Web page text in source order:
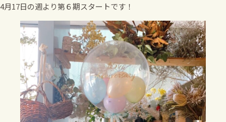
4月17日の週より第６期スタートです！